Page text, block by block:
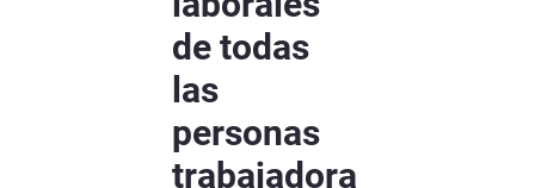
de todas
las
personas
trabajadora